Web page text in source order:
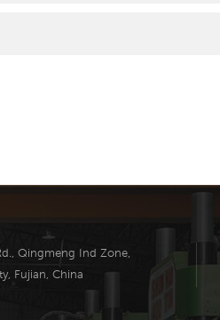
Qingmeng Ind Zone,
Fujian, China